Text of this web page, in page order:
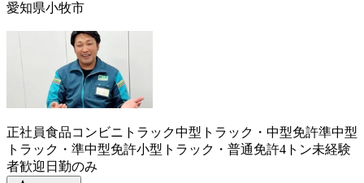
愛知県小牧市
正社員食品コンビニ トラック中型トラック・中型免許準中型
トラック・準中型免許小型トラック・普通免許4トン未経験
者歓迎 日勤のみ